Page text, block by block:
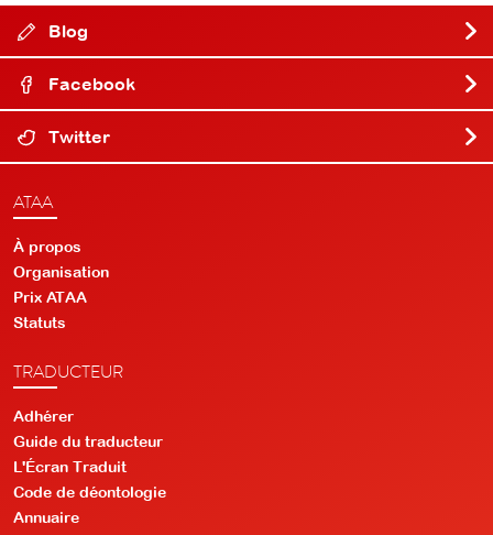
Blog
Facebook
Twitter
ATAA
À propos
Organisation
Prix ATAA
Statuts
TRADUCTEUR
Adhérer
Guide du traducteur
L'Écran Traduit
Code de déontologie
Annuaire